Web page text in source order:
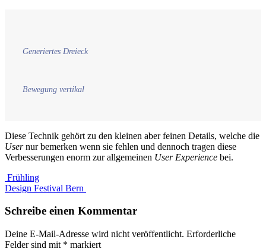
Generiertes Dreieck
Bewegung vertikal
Diese Technik gehört zu den kleinen aber feinen Details, welche die
Usernur bemerken wenn sie fehlen und dennoch tragen diese
Verbesserungen enorm zur allgemeinen User Experience bei.
Frühling
Design Festival Bern
Schreibe einen Kommentar
Deine E-Mail-Adresse wird nicht veröffentlicht. Erforderliche
Felder sind mit * markiert